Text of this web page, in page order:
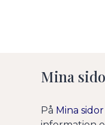
Mina
På Mina sidor